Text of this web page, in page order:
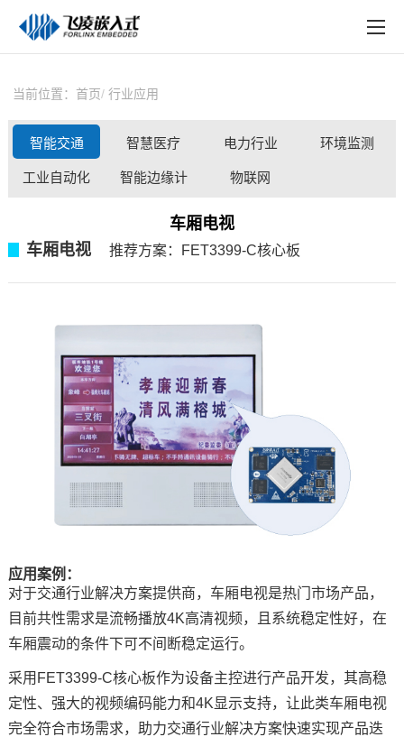
技术与支持
方案定制
淘宝商城
新闻中心
技术论坛
在线购买
当前位置： 首页 行业应用
智能交通 智慧医疗 电力行业 环境监测
工业自动化 智能边缘计 物联网
车厢电视
车厢电视 推荐方案：FET3399-C核心板
应用案例：
对于交通行业解决方案提供商，车厢电视是热门市场产品，
目前共性需求是流畅播放4K高清视频，且系统稳定性好，在
车厢震动的条件下可不间断稳定运行。
采用FET3399-C核心板作为设备主控进行产品开发，其高稳
定性、强大的视频编码能力和4K显示支持，让此类车厢电视
完全符合市场需求，助力交通行业解决方案快速实现产品迭